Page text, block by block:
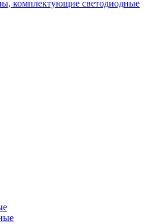
комплектующие светодиодные